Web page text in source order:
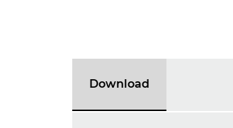
Download